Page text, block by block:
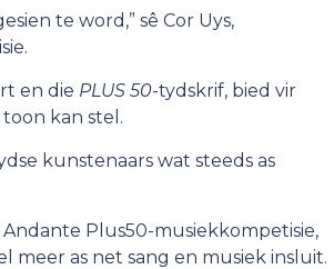
te word,” sê Cor Uys,
en die PLUS 50-tydskrif, bied vir
kan stel.
kunstenaars wat steeds as
Plus50-musiekkompetisie,
meer as net sang en musiek insluit.